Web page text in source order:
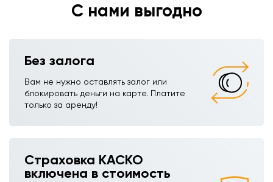
С нами выгодно
Без залога
Вам не нужно оставлять залог или
блокировать деньги на карте. Платите
только за аренду!
Страховка КАСКО
включена в стоимость